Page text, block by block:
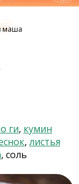
маша
ги, кумин
, листья
, соль